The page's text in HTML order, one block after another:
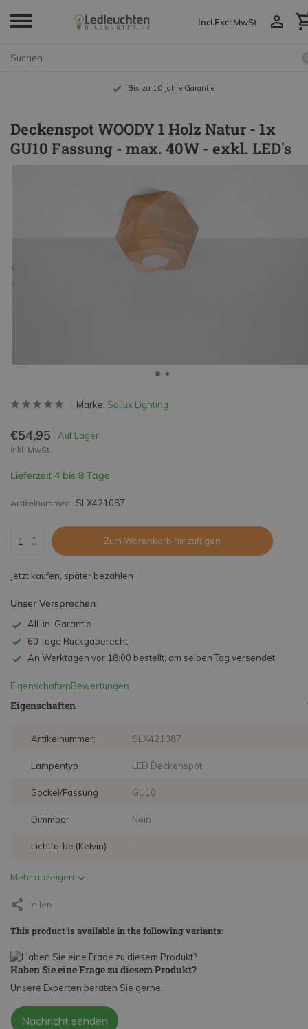
Incl.Excl.MwSt.
Bis zu 10 Jahre Garantie
Deckenspot WOODY 1 Holz Natur - 1x
GU10 Fassung - max. 40W - exkl. LED's
Marke: Sollux Lighting
€54,95 Auf Lager
inkl. MwSt.
Lieferzeit 4 bis 8 Tage
Artikelnummer: SLX421087
Zum Warenkorb hinzufügen
Jetzt kaufen, später bezahlen
Unser Versprechen
All-in-Garantie
60 Tage Rückgaberecht
An Werktagen vor 18:00 bestellt, am selben Tag versendet
EigenschaftenBewertungen
Eigenschaften
Artikelnummer: SLX421087
Lampentyp LED Deckenspot
Sockel/Fassung GU10
Dimmbar Nein
Lichtfarbe (Kelvin) -
Mehr anzeigen
Teilen
This product is available in the following variants:
Haben Sie eine Frage zu diesem Produkt?
Unsere Experten beraten Sie gerne.
Nachricht senden